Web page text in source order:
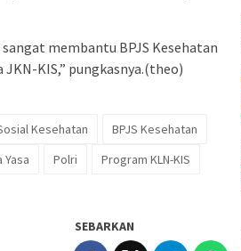
membantu BPJS Kesehatan
KIS,” pungkasnya.(theo)
Kesehatan
BPJS Kesehatan
Yasa Polri
Program KLN-KIS
SEBARKAN